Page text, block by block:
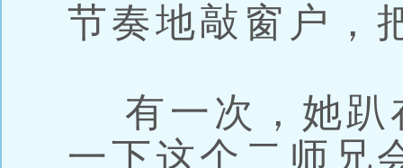
节奏地敲窗户，
有一次，她趴
一下这个二师兄